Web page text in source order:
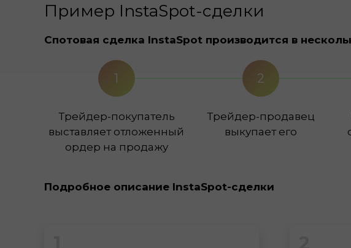
Пример InstaSpot-сделки
Спотовая сделка InstaSpot производится в
1
Трейдер-покупатель
выставляет отложенный
ордер на продажу
2
Трейдер-продавец
выкупает его
Подробное описание InstaSpot-сделки